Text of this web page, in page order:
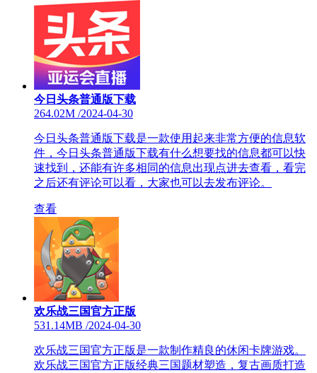
今日头条普通版下载
264.02M /2024-04-30
今日头条普通版下载是一款使用起来非常方便的信息软
件，今日头条普通版下载有什么想要找的信息都可以快
速找到，还能有许多相同的信息出现点进去查看，看完
之后还有评论可以看，大家也可以去发布评论。
查看
欢乐战三国官方正版
531.14MB /2024-04-30
欢乐战三国官方正版是一款制作精良的休闲卡牌游戏。
欢乐战三国官方正版经典三国题材塑造，复古画质打造